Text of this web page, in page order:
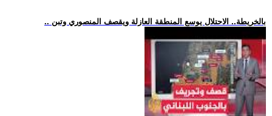
.. بالخريطة.. الاحتلال يوسع المنطقة العازلة ويقصف المنصوري وتبن